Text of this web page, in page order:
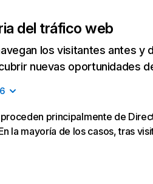
del tráfico web
los visitantes antes y
nuevas oportunidades
proceden principalmente de
la mayoría de los casos, tras